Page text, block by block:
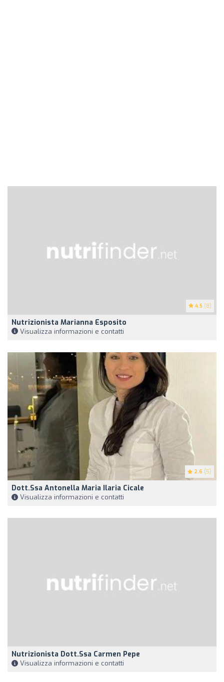
4.5 (8)
Nutrizionista Marianna Esposito
Visualizza informazioni e contatti
2.6 (5)
Dott.ssa Antonella Maria Ilaria Cicale
Visualizza informazioni e contatti
Nutrizionista Dott.ssa Carmen Pepe
Visualizza informazioni e contatti